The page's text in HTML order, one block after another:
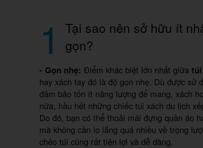
1
Tại sao nên sở hữu ít
gọn?
- Gọn nhẹ: Điểm khác biệt lớn nhất giữa
hay xách tay đó là độ gọn nhẹ. Dù được
đảm bảo tốn ít năng lượng để mang, xách
nữa, hầu hết những chiếc túi xách du lịch
Do đó, bạn có thể thoải mái đựng quần áo
mà không cần lo lắng quá nhiều về trọng
chéo túi cũng rất tiện lợi và dễ dàng.